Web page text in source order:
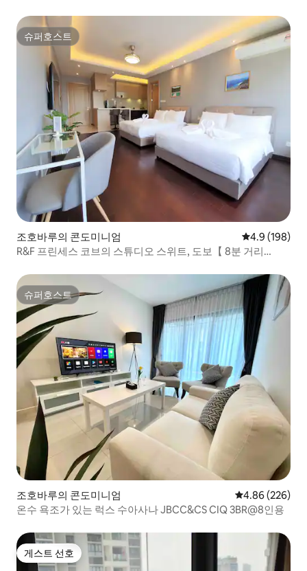
슈퍼호스트
슈퍼호스트
조호바루의 콘도미니엄 평점 4.9점(5
4.9 (198)
R&F 프린세스 코브의 스튜디오 스위트, 도보【 8분 거리
슈퍼호스트
슈퍼호스트
조호바루의 콘도미니엄 평점 4.86점(5
4.86 (226)
온수 욕조가 있는 럭스 수아사나 JBCC&CS CIQ 3BR@8인용
게스트 선호
게스트 선호